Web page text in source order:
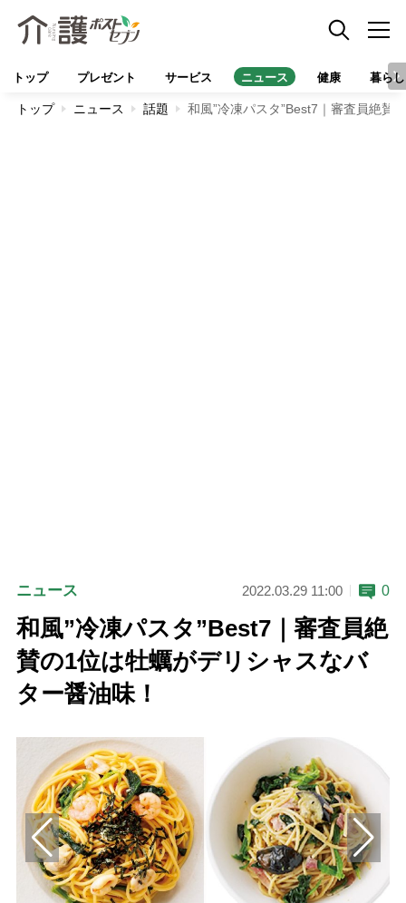
トップ プレゼント サービス ニュース 健康 暮らし
トップ ニュース 話題 和風”冷凍パスタ”Best7｜審査員絶賛
ニュース 2022.03.29 11:00 0
和風”冷凍パスタ”Best7｜審査員絶
賛の1位は牡蠣がデリシャスなバ
ター醤油味！